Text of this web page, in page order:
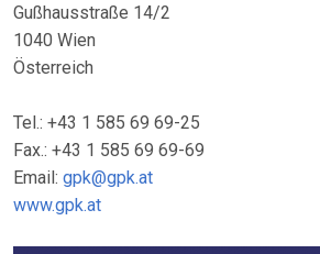
Gußhausstraße 14/2
1040 Wien
Österreich
Tel.: +43 1 585 69 69-25
Fax.: +43 1 585 69 69-69
Email: gpk@gpk.at
www.gpk.at